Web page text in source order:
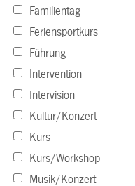
Familientag
Feriensportkurs
Führung
Intervention
Intervision
Kultur/Konzert
Kurs
Kurs/Workshop
Musik/Konzert